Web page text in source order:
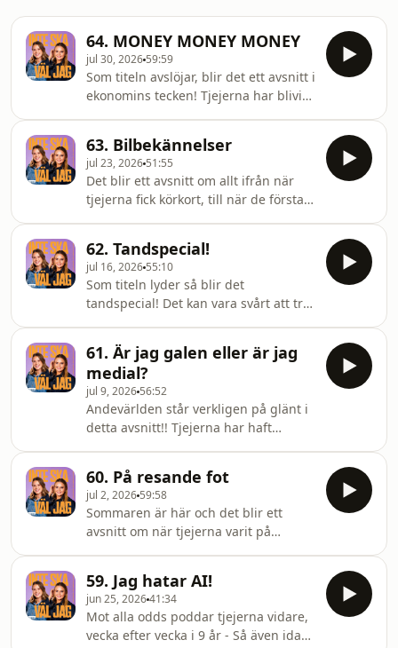
64. MONEY MONEY MONEY
jul 30, 2026 59:59
Som titeln avslöjar, blir det ett avsnitt i
ekonomins tecken! Tjejerna har blivit
pengar!! :(( MEN trots detta, blir det
ett väldigt ROLIGT avsnitt! Tääänk att
ni finns &lt;3 Hosted on Acast. See
acast.com/privacy for more
information.
63. Bilbekännelser
jul 23, 2026 51:55
Det blir ett avsnitt om allt ifrån när
tjejerna fick körkort, till när de första
bilsnacks, biltvätt och en mystiskt
dålig lukt i bilen, meeed mera! Tänk
att ni finns! &lt;3 Hosted on Acast. See
acast.com/privacy for more
information.
62. Tandspecial!
jul 16, 2026 55:10
Som titeln lyder så blir det
tandspecial! Det kan vara svårt att tro
inom ämnet munhälsa - men detta
avsnitt bevisar motsatsen!! Tjejerna
har varit med om traumatiska
tandläkarbesök, spenderat för mycket
pengar på privata tandsalonger och
de har båda starka minnen från
barndomen med tandställning, MED
MERA!Tänk att ni finns!! &lt;3 Hosted
on Acast. See acast.c
61. Är jag galen eller är jag
medial?
jul 9, 2026 56:52
Andevärlden står verkligen på glänt i
detta avsnitt!! Tjejerna har haft
som pappa Leif i Greveholm sa
"allting har en naturlig förklaring"..
eller? Tänk att ni finns! &lt;3 &lt;3
Hosted on Acast. See
acast.com/privacy for more
information.
60. På resande fot
jul 2, 2026 59:58
Sommaren är här och det blir ett
avsnitt om när tjejerna varit på
cockpit och en massa historier från
resorna de gjort tillsammans genom
åren!Tänk att ni finns!! &lt;3 Hosted on
Acast. See acast.com/privacy for more
59. Jag hatar AI!
jun 25, 202641:34
Mot alla odds poddar tjejerna vidare,
vecka efter vecka i 9 år - Så även idag!